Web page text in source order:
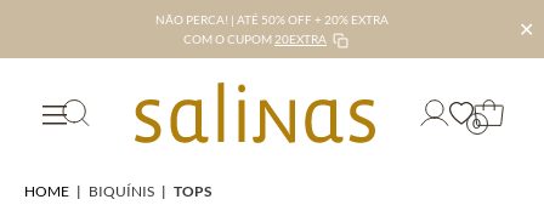
NÃO PERCA! | ATÉ 50% OFF + 20% EXTRA
COM O CUPOM 20EXTRA ✕
0
HOME | BIQUÍNIS | TOPS